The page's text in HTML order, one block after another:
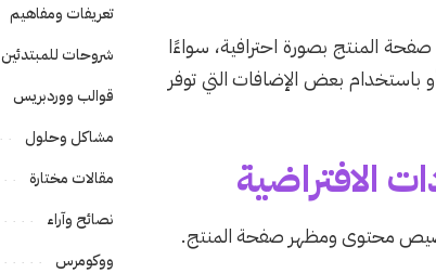
المنتج بصورة احترافية، سواءًا
باستخدام بعض الإضافات التي توفر
الافتراضية
محتوى ومظهر صفحة المنتج.
تعريفات ومفاهيم
شروحات للمبتدئين
قوالب ووردبريس
مشاكل وحلول
مقالات مختارة
نصائح وآراء
ووكومرس